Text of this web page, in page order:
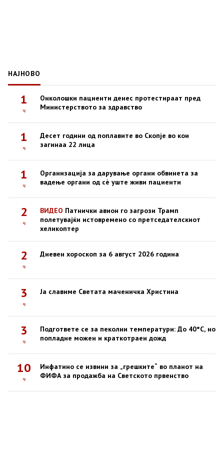
НАЈНОВО
1
ч
Онколошки пациенти денес протестираат пред
Министерството за здравство
1
ч
Десет години од поплавите во Скопје во кои
загинаа 22 лица
1
ч
Организација за дарување органи обвинета за
вадење органи од сè уште живи пациенти
2
ч
ВИДЕО Патнички авион го загрози Трамп
полетувајќи истовремено со претседателскиот
хеликоптер
2
ч
Дневен хороскоп за 6 август 2026 година
3
ч
Ја славиме Светата маченичка Христина
3
ч
Подгответе се за пеколни температури: До 40°C, но
попладне можен и краткотраен дожд
10
ч
Инфатино се извини за „грешките“ во планот на
ФИФА за продажба на Светското првенство